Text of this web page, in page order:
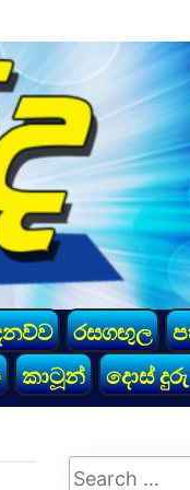
රසගඟුල
කාටූන් දොස්